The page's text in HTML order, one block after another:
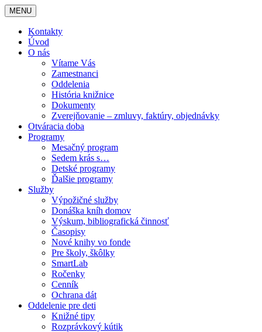
MENU
Kontakty
Úvod
O nás
Vítame Vás
Zamestnanci
Oddelenia
História knižnice
Dokumenty
Zverejňovanie – zmluvy, faktúry, objednávky
Otváracia doba
Programy
Mesačný program
Sedem krás s…
Detské programy
Ďalšie programy
Služby
Výpožičné služby
Donáška kníh domov
Výskum, bibliografická činnosť
Časopisy
Nové knihy vo fonde
Pre školy, škôlky
SmartLab
Ročenky
Cenník
Ochrana dát
Oddelenie pre deti
Knižné tipy
Rozprávkový kútik